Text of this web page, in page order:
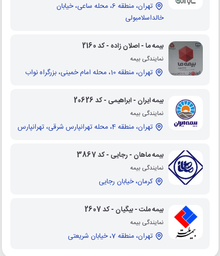
تهران، منطقه 6، محله ساعی، خیابان
خالداسلامبولی
بیمه ما - اصلان زاده - کد 2160
نمایندگی بیمه
تهران، منطقه 10، محله امام خمینی، بزرگراه نواب
بیمه ایران - ابراهیمی - کد 20626
نمایندگی بیمه
تهران، منطقه 4، محله تهرانپارس شرقی، تهرانپارس
بیمه ماهان - رجایی - کد 3867
نمایندگی بیمه
کرمان، خیابان رجایی
بیمه ملت - بیگیان - کد 2607
نمایندگی بیمه
تهران، منطقه 7، خیابان شریعتی